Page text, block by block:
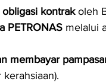
kontrak oleh
PETRONAS melalui
membayar